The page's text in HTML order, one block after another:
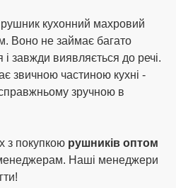
кухонний махровий
Воно не займає багато
і завжди виявляється до речі.
звичною частиною кухні -
зручною в
з покупкою рушників оптом
Наші менеджери